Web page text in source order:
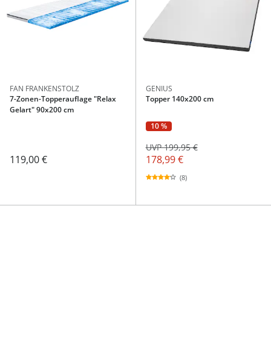
FAN FRANKENSTOLZ
7-Zonen-Topperauflage "Relax
Gelart" 90x200 cm
119,00 €
GENIUS
Topper 140x200 cm
10 %
178,99 €
UVP 199,95 €
(8)